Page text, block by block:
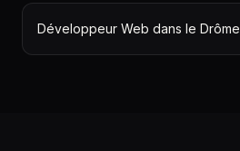
Développeur Web dans le Drôme